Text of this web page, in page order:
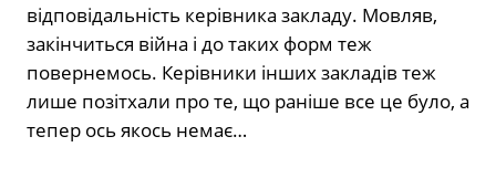
відповідальність керівника закладу. Мовляв,
закінчиться війна і до таких форм теж
повернемось. Керівники інших закладів теж
лише позітхали про те, що раніше все це було, а
тепер ось якось немає…